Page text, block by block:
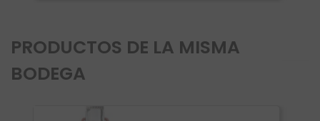
PRODUCTOS DE LA MISMA
BODEGA